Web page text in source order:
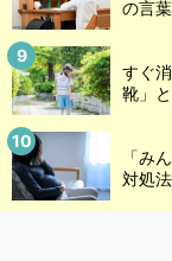
の言
すぐ
靴」
「み
対処法